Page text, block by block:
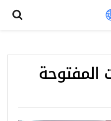
المفتوحة